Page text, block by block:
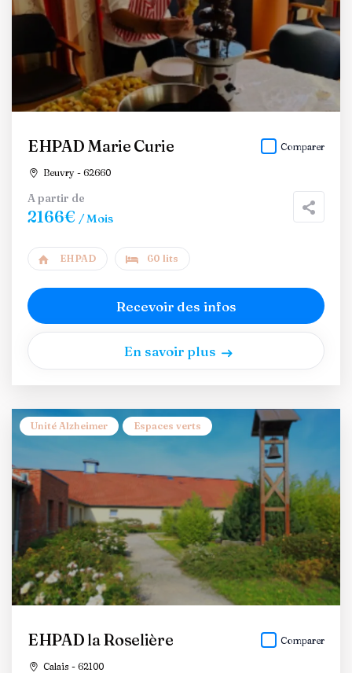
EHPAD Marie Curie
Beuvry - 62660
Comparer
A partir de
2166€ / Mois
EHPAD 60 lits
Recevoir des infos
En savoir plus
Unité Alzheimer Espaces verts
EHPAD la Roselière
Calais - 62100
Comparer